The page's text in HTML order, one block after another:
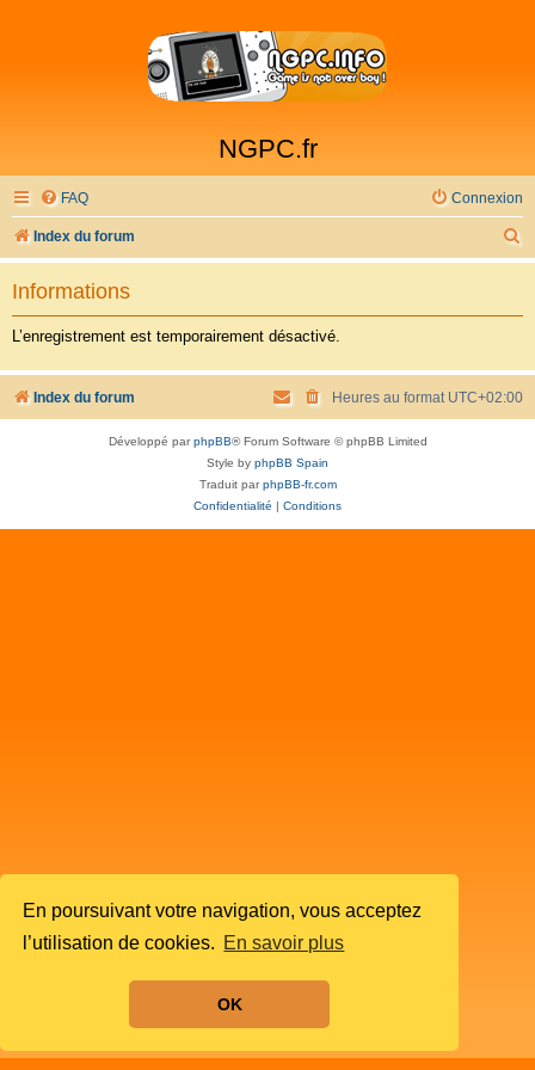
En poursuivant votre navigation, vous acceptez
l’utilisation de cookies. En savoir plus
OK
NGPC.fr
FAQ Connexion
Index du forum
e
c
Informations
L’enregistrement est temporairement désactivé.
Index du forum Heures au format UTC+02:00
Développé parphpBB® Forum Software © phpBB Limited
Style by phpBB Spain
Traduit parphpBB-fr.com
Confidentialité | Conditions